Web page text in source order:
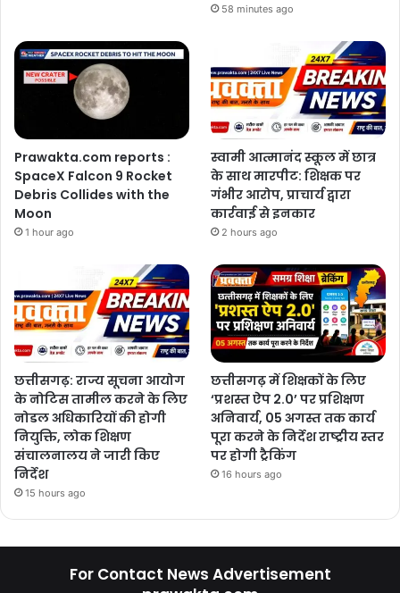
58 minutes ago
Prawakta.com reports :
SpaceX Falcon 9 Rocket
Debris Collides with the
Moon
1 hour ago
स्वामी आत्मानंद स्कूल में छात्र
के साथ मारपीट: शिक्षक पर
गंभीर आरोप, प्राचार्य द्वारा
कार्रवाई से इनकार
2 hours ago
छत्तीसगढ़: राज्य सूचना आयोग
के नोटिस तामील करने के लिए
नोडल अधिकारियों की होगी
नियुक्ति, लोक शिक्षण
संचालनालय ने जारी किए
निर्देश
15 hours ago
छत्तीसगढ़ में शिक्षकों के लिए
‘प्रशस्त ऐप 2.0’ पर प्रशिक्षण
अनिवार्य, 05 अगस्त तक कार्य
पूरा करने के निर्देश राष्ट्रीय स्तर
पर होगी ट्रैकिंग
16 hours ago
For Contact News Advertisement